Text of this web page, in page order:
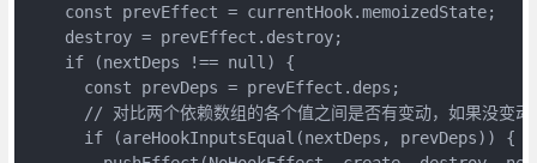
    const prevEffect = currentHook.memoizedState;
    destroy = prevEffect.destroy;
    if (nextDeps !== null) {
      const prevDeps = prevEffect.deps;
// 对比两个依赖数组的各个值之间是否有变动，如果没变
      if (areHookInputsEqual(nextDeps, prevDeps)) {